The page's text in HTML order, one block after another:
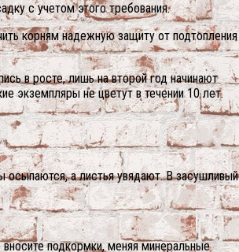
с учетом этого требования.
корням надежную защиту от подтопления
в росте, лишь на второй год начинают
экземпляры не цветут в течении 10 лет.
осыпаются, а листья увядают. В засушливый
подкормки, меняя минеральные